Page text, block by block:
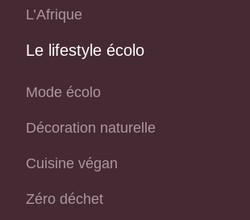
L’Afrique
Le lifestyle écolo
Mode écolo
Décoration naturelle
Cuisine végan
Zéro déchet